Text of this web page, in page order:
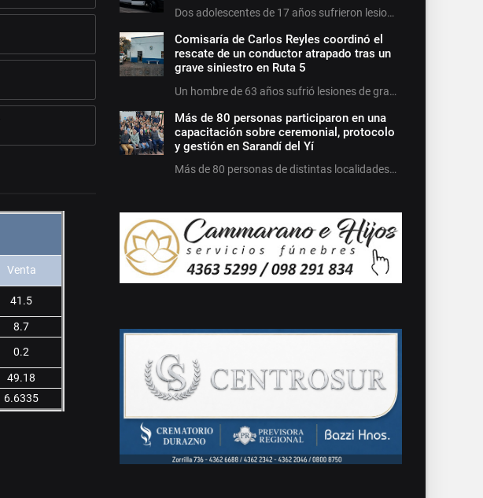
Venta
41.5
8.7
0.2
49.18
6.6335
Dos adolescentes de 17 años sufrieron lesio…
Comisaría de Carlos Reyles coordinó el
rescate de un conductor atrapado tras un
grave siniestro en Ruta 5
Un hombre de 63 años sufrió lesiones de gra…
Más de 80 personas participaron en una
capacitación sobre ceremonial, protocolo
y gestión en Sarandí del Yí
Más de 80 personas de distintas localidades…